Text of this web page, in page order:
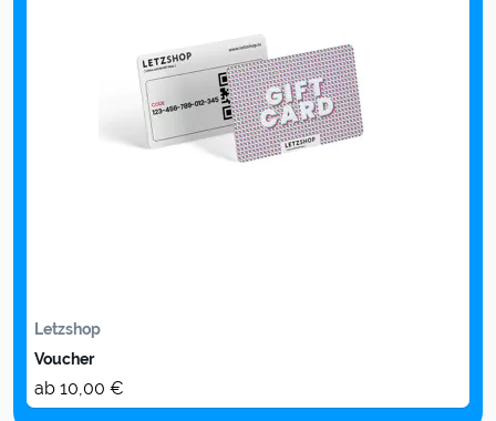
Letzshop
Voucher
ab 10,00 €